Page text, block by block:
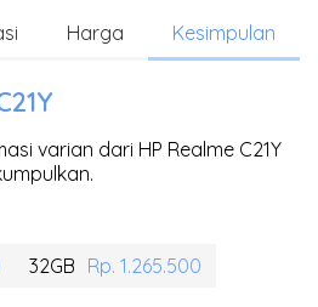
Harga Kesimpulan
varian dari HP Realme C21Y
32GB Rp. 1.265.500